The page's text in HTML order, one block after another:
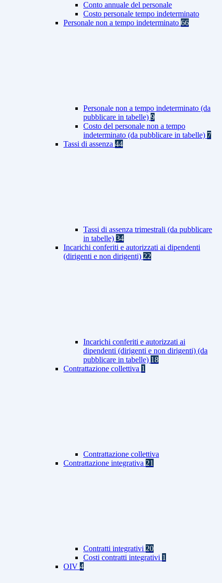
Conto annuale del personale
Costo personale tempo indeterminato
Personale non a tempo indeterminato 66
Personale non a tempo indeterminato (da
pubblicare in tabelle) 9
Costo del personale non a tempo
indeterminato (da pubblicare in tabelle) 7
Tassi di assenza 44
Tassi di assenza trimestrali (da pubblicare
in tabelle) 34
Incarichi conferiti e autorizzati ai dipendenti
(dirigenti e non dirigenti) 22
Incarichi conferiti e autorizzati ai
dipendenti (dirigenti e non dirigenti) (da
pubblicare in tabelle) 18
Contrattazione collettiva 1
Contrattazione collettiva
Contrattazione integrativa 21
Contratti integrativi 20
Costi contratti integrativi 1
OIV 4